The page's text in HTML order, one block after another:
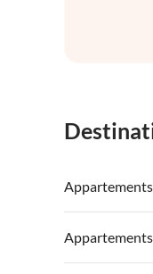
Appartements
Appartements
Appartements
Appartements